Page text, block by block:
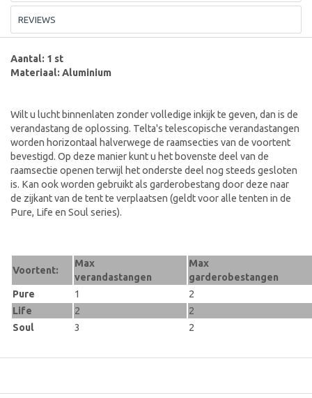
REVIEWS
Aantal: 1 st
Materiaal: Aluminium
Wilt u lucht binnenlaten zonder volledige inkijk te geven, dan is de
verandastang de oplossing. Telta's telescopische verandastangen
worden horizontaal halverwege de raamsecties van de voortent
bevestigd. Op deze manier kunt u het bovenste deel van de
raamsectie openen terwijl het onderste deel nog steeds gesloten
is. Kan ook worden gebruikt als garderobestang door deze naar
de zijkant van de tent te verplaatsen (geldt voor alle tenten in de
Pure, Life en Soul series).
Voortent:
Max
verandastangen
Max
garderobestangen
Pure
1
2
Life
2
2
Soul
3 2